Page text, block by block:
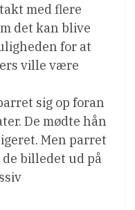
med flere
det kan blive
for at
ville være
sig op foran
De mødte hån
Men parret
de billedet ud på